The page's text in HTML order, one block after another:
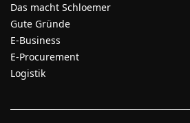
Das macht Schloemer
Gute Gründe
E-Business
E-Procurement
Logistik